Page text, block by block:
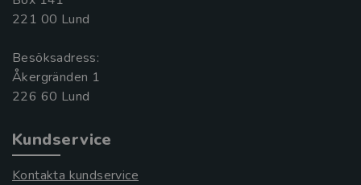
221 00 Lund
Besöksadress:
Åkergränden 1
Kundservice
Kontakta kundservice